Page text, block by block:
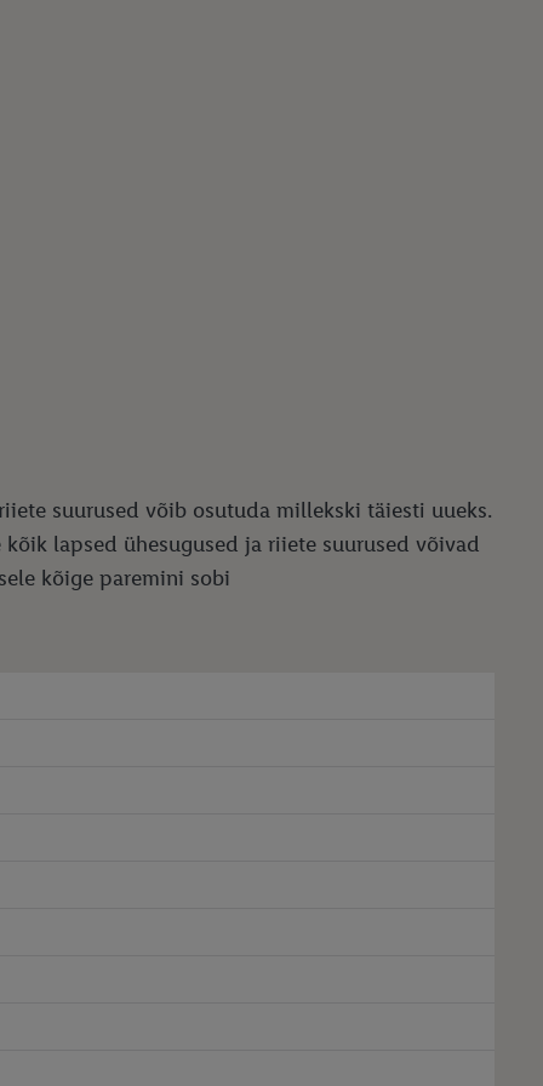
suurused võib osutuda millekski täiesti uueks.
lapsed ühesugused ja riiete suurused võivad
kõige paremini sobi